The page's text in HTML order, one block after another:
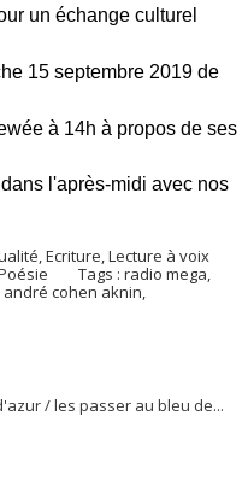
un échange culturel
15 septembre 2019 de
à 14h à propos de ses
l'après-midi avec nos
,Ecriture,Lecture à voix
Tags : radio mega,
andré cohen aknin,
/ les passer au bleu de...